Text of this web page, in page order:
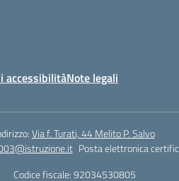
accessibilitàNote legali
Via f. Turati, 44 Melito P. Salvo
Posta elettronica
Codice fiscale: 92034530805